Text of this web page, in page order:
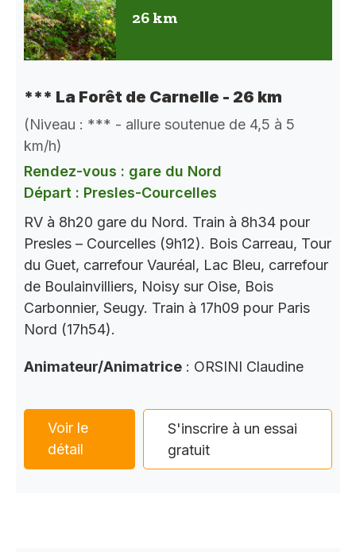
26 km
*** La Forêt de Carnelle - 26 km
(Niveau : *** - allure soutenue de 4,5 à 5
km/h)
Rendez-vous : gare du Nord
Départ : Presles-Courcelles
RV à 8h20 gare du Nord. Train à 8h34 pour
Presles – Courcelles (9h12). Bois Carreau, Tour
du Guet, carrefour Vauréal, Lac Bleu, carrefour
de Boulainvilliers, Noisy sur Oise, Bois
Carbonnier, Seugy. Train à 17h09 pour Paris
Nord (17h54).
Animateur/Animatrice : ORSINI Claudine
Voir le
détail
S'inscrire à un essai
gratuit